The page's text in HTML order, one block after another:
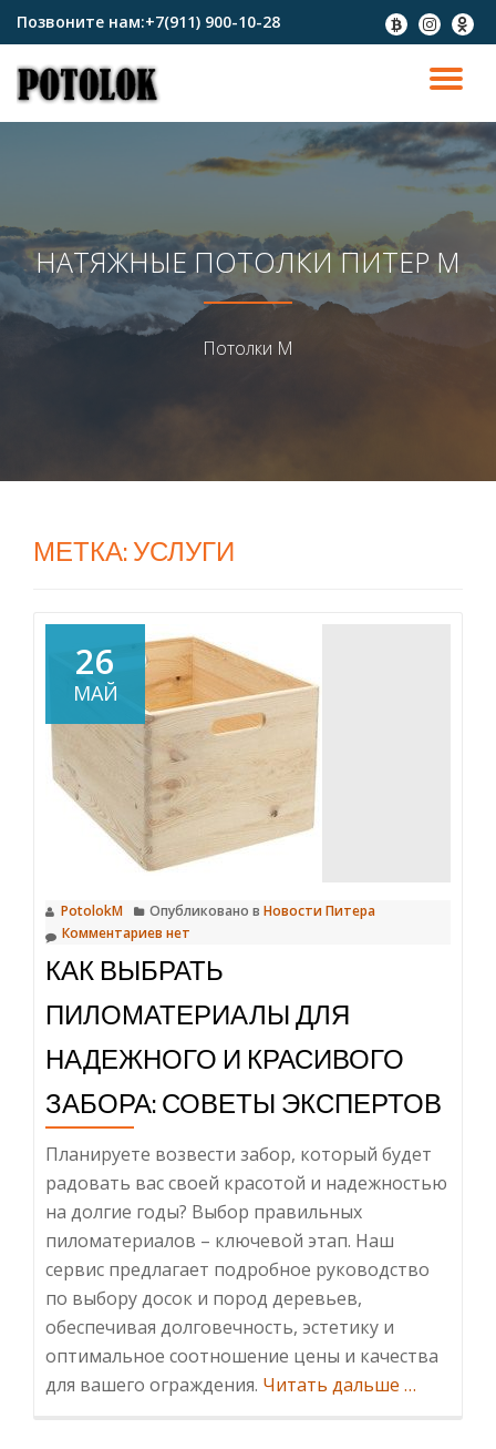
содержимому
Позвоните нам:+7(911) 900-10-28
fa-
btc
fa-
instagram
fa-
НАТЯЖНЫЕ ПОТОЛКИ ПИТЕР М
Потолки М
МЕТКА:УСЛУГИ
26
МАЙ
PotolokM Опубликовано в Новости Питера
Комментариев нет
КАК ВЫБРАТЬ
ПИЛОМАТЕРИАЛЫ ДЛЯ
НАДЕЖНОГО И КРАСИВОГО
ЗАБОРА: СОВЕТЫ ЭКСПЕРТОВ
Планируете возвести забор, который будет
радовать вас своей красотой и надежностью
на долгие годы? Выбор правильных
пиломатериалов – ключевой этап. Наш
сервис предлагает подробное руководство
по выбору досок и пород деревьев,
обеспечивая долговечность, эстетику и
оптимальное соотношение цены и качества
для вашего ограждения. Читать дальше …